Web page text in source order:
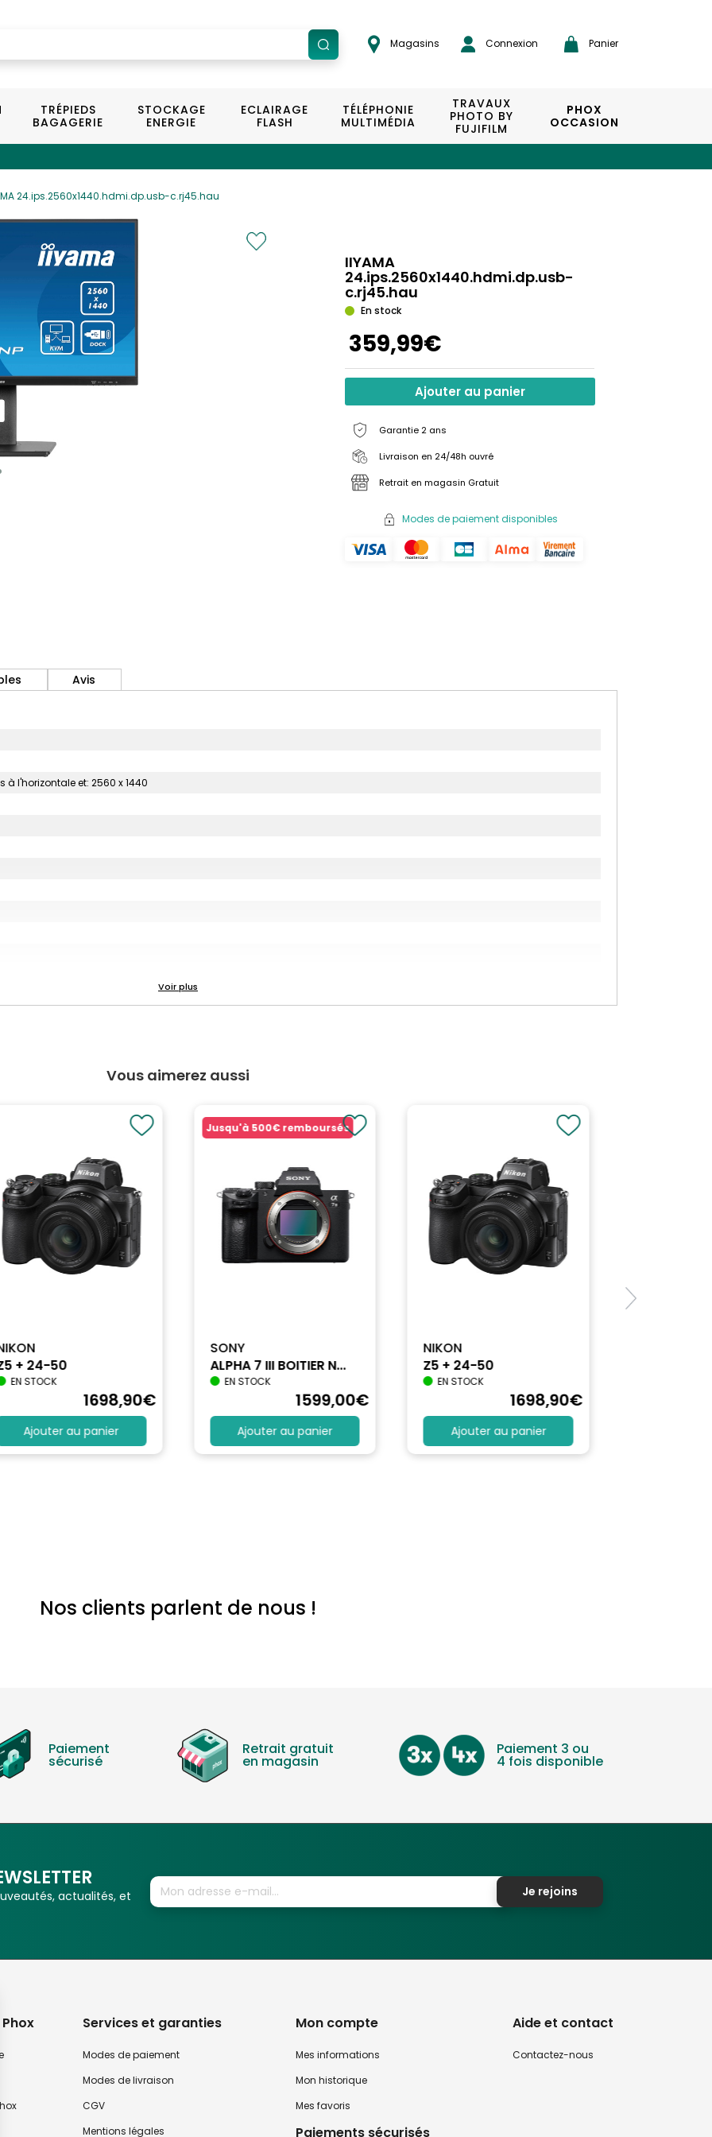
Magasins Connexion Panier
TRÉPIEDS
BAGAGERIE
STOCKAGE
ENERGIE
ECLAIRAGE
FLASH
TÉLÉPHONIE
MULTIMÉDIA
TRAVAUX
PHOTO BY
FUJIFILM
PHOX
OCCASION
24.ips.2560x1440.hdmi.dp.usb-c.rj45.hau
IIYAMA
24.ips.2560x1440.hdmi.dp.usb-
c.rj45.hau
En stock
359,99€
Ajouter au panier
Garantie 2 ans
Livraison en 24/48h ouvré
Retrait en magasin Gratuit
Modes de paiement disponibles
Avis
l'horizontale et: 2560 x 1440
CI, DDC2B, Mac OSX
Contraste, Couleurs i-Style, ACR, Eco, OD, Technologie X-Res), Réglages des couleurs (gamma, gamme RVB,
du mode vidéo, Réducteur de lumière bleue ...), OSD, Options
Vous aimerez aussi
+ 24-50
EN STOCK
1698,90€
Ajouter au panier
Jusqu'à 500€ remboursés
SONY
ALPHA 7 III BOITIER N...
EN STOCK
1599,00€
Ajouter au panier
NIKON
Z5 + 24-50
EN STOCK
1698,90€
Ajouter au panier
Nos clients parlent de nous !
Paiement
sécurisé
Retrait gratuit
en magasin
Paiement 3 ou
4 fois disponible
actualités, et Je rejoins
Services et garanties
Modes de paiement
Modes de livraison
CGV
Mentions légales
Mon compte
Mes informations
Mon historique
Mes favoris
Paiements sécurisés
Aide et contact
Contactez-nous